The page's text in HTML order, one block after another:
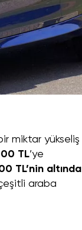
miktar yükseliş
TL’ye
TL’nin altında
araba